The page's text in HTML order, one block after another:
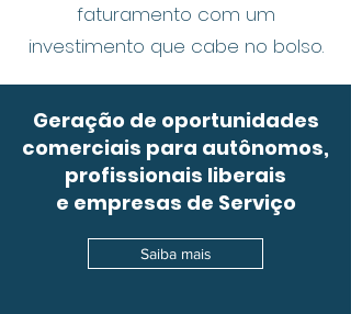
faturamento com um
investimento que cabe no bolso.
Geração de oportunidades
comerciais para autônomos,
profissionais liberais
e empresas de Serviço
Saiba mais